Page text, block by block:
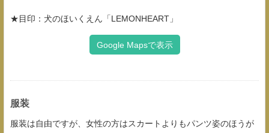
★目印：犬のほいくえん「LEMONHEART」
Google Mapsで表示
服装
服装は自由ですが、女性の方はスカートよりもパンツ姿のほうが